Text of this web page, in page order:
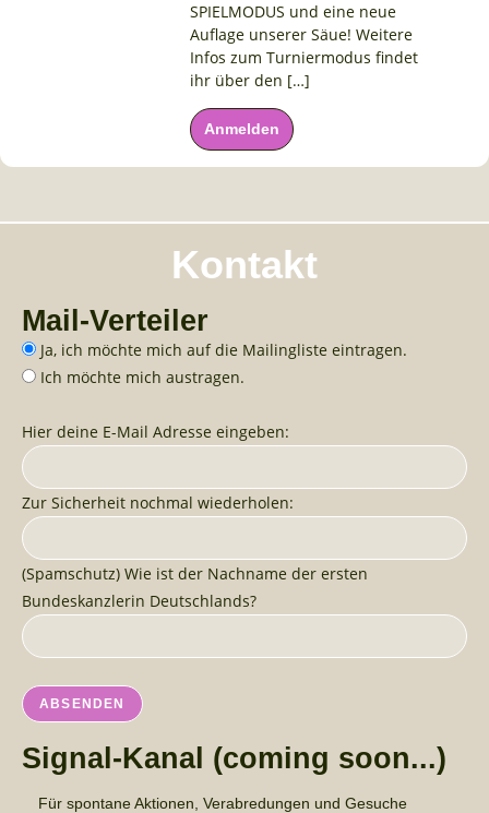
SPIELMODUS und eine neue
Auflage unserer Säue! Weitere
Infos zum Turniermodus findet
ihr über den […]
Anmelden
Kontakt
Mail-Verteiler
Ja, ich möchte mich auf die Mailingliste eintragen.
Ich möchte mich austragen.
Hier deine E-Mail Adresse eingeben:
Zur Sicherheit nochmal wiederholen:
(Spamschutz) Wie ist der Nachname der ersten
Bundeskanzlerin Deutschlands?
Signal-Kanal (coming soon...)
Für spontane Aktionen, Verabredungen und Gesuche